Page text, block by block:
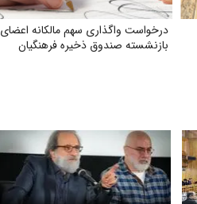
درخواست واگذاری سهم مالکانه اعضای
بازنشسته صندوق ذخیره فرهنگیان